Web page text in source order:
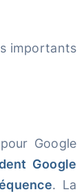
importants
Google
Google
. La